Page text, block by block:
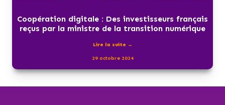
Coopération digitale : Des investisseurs français
reçus par la ministre de la transition numérique
Lire la suite →
29 octobre 2024